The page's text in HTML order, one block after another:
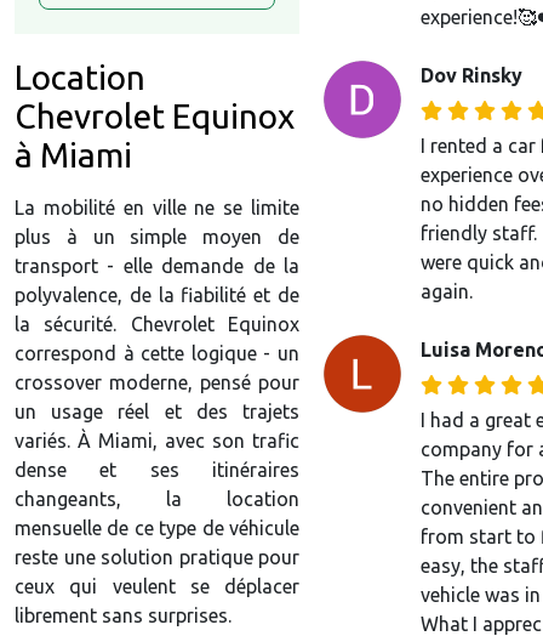
Dov Rinsky
I rented a
experience
no hidden
friendly staff.
were quick
again.
Luisa
I had a great
company for
The entire
convenient
from start to
easy, the
vehicle was
What I
Location
Chevrolet Equinox
à Miami
La mobilité en ville ne se limite
plus à un simple moyen de
transport - elle demande de la
polyvalence, de la fiabilité et de
la sécurité. Chevrolet Equinox
correspond à cette logique - un
crossover moderne, pensé pour
un usage réel et des trajets
variés. À Miami, avec son trafic
dense et ses itinéraires
changeants, la location
mensuelle de ce type de véhicule
reste une solution pratique pour
ceux qui veulent se déplacer
librement sans surprises.